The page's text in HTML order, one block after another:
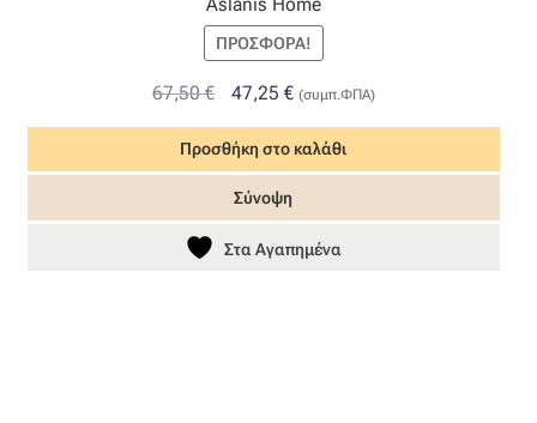
Οργάντζα ντεβορέ
Σενίλ
Ταφτάς (ταυτάς)
ΠΡΟΣΦΟΡΆ!
67,50€
Original
price
was:
67,50 €.
47,25 €Η
τρέχουσα
τιμή
είναι:
(συμπ.ΦΠΑ)
Προσθήκη στο καλάθι
Σύνοψη
Στα Αγαπημένα